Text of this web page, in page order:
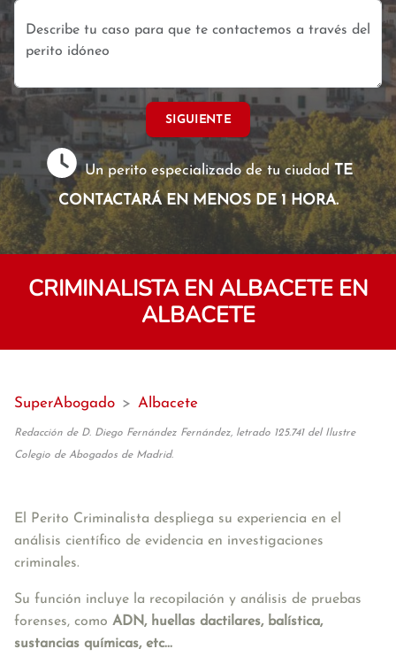
SIGUIENTE
Un perito especializado de tu ciudadTE
CONTACTARÁ EN MENOS DE 1 HORA.
CRIMINALISTA EN ALBACETE EN
ALBACETE
SuperAbogado > Albacete
Redacción de D. Diego Fernández Fernández, letrado 125.741 del Ilustre
Colegio de Abogados de Madrid.
El Perito Criminalista despliega su experiencia en el
análisis científico de evidencia en investigaciones
criminales.
Su función incluye la recopilación y análisis de pruebas
forenses, como ADN, huellas dactilares, balística,
sustancias químicas, etc...